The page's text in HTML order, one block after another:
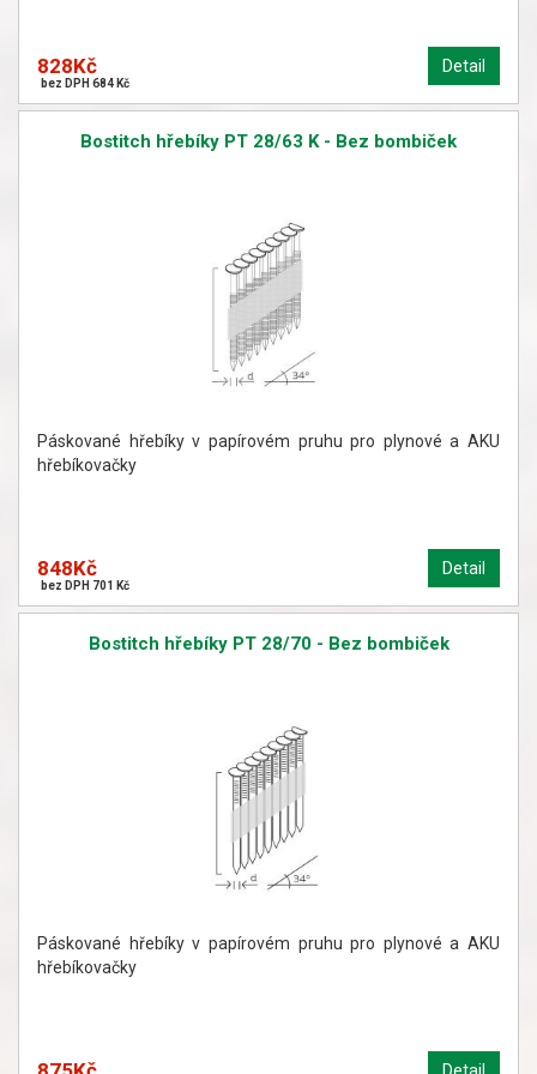
Detail
828Kč
bez DPH 684 Kč
Bostitch hřebíky PT 28/63 K - Bez bombiček
Páskované hřebíky v papírovém pruhu pro plynové a AKU
hřebíkovačky
Detail
848Kč
bez DPH 701 Kč
Bostitch hřebíky PT 28/70 - Bez bombiček
Páskované hřebíky v papírovém pruhu pro plynové a AKU
hřebíkovačky